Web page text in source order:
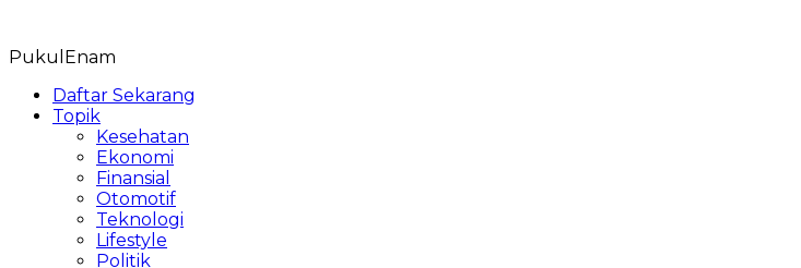
content
PukulEnam
Daftar Sekarang
Topik
Kesehatan
Ekonomi
Finansial
Otomotif
Teknologi
Lifestyle
Politik